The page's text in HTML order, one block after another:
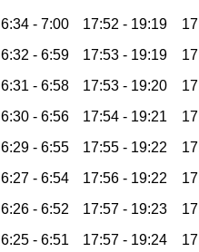
6:34 - 7:00 17:52 - 19:19
6:32 - 6:59 17:53 - 19:19
6:31 - 6:58 17:53 - 19:20
6:30 - 6:56 17:54 - 19:21
6:29 - 6:55 17:55 - 19:22
6:27 - 6:54 17:56 - 19:22
6:26 - 6:52 17:57 - 19:23
6:25 - 6:51 17:57 - 19:24